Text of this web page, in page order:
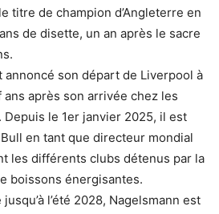
titre de champion d’Angleterre en
de disette, un an après le sacre
annoncé son départ de Liverpool à
après son arrivée chez les
Depuis le 1er janvier 2025, il est
en tant que directeur mondial
les différents clubs détenus par la
boissons énergisantes.
l’été 2028, Nagelsmann est